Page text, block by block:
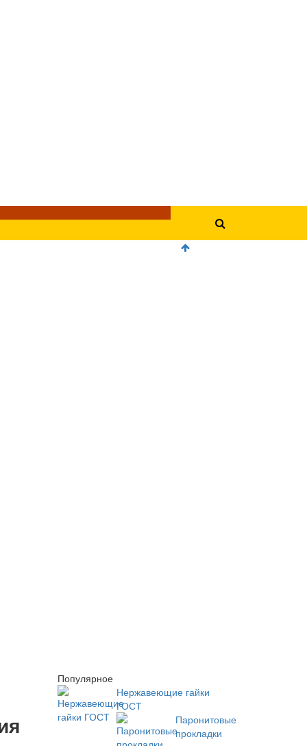
Популярное
Нержавеющие гайки
ГОСТ
Паронитовые
прокладки